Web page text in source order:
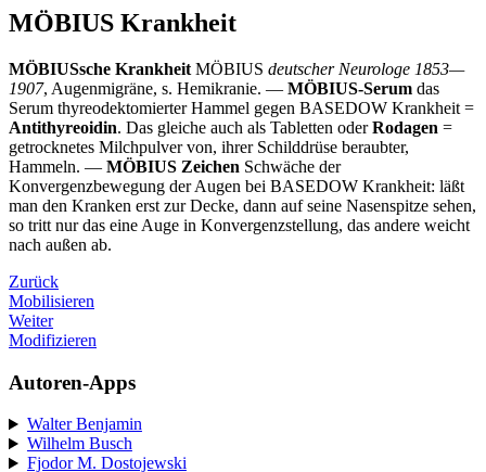
MÖBIUS Krankheit
MÖBIUSsche Krankheit MÖBIUS deutscher Neurologe 1853—
1907, Augenmigräne, s. Hemikranie. — MÖBIUS-Serum das
Serum thyreodektomierter Hammel gegen BASEDOW Krankheit =
Antithyreoidin. Das gleiche auch als Tabletten oderRodagen =
getrocknetes Milchpulver von, ihrer Schilddrüse beraubter,
Hammeln. — MÖBIUS Zeichen Schwäche der
Konvergenzbewegung der Augen bei BASEDOW Krankheit: läßt
man den Kranken erst zur Decke, dann auf seine Nasenspitze sehen,
so tritt nur das eine Auge in Konvergenzstellung, das andere weicht
nach außen ab.
Zurück
Mobilisieren
Weiter
Modifizieren
Autoren-Apps
Walter Benjamin
Wilhelm Busch
Fjodor M. Dostojewski